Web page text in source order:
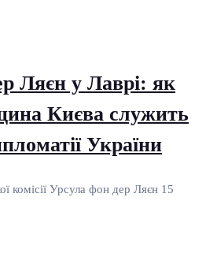
Ляєн у Лаврі: як
Києва служить
України
комісії Урсула фон дер Ляєн 15